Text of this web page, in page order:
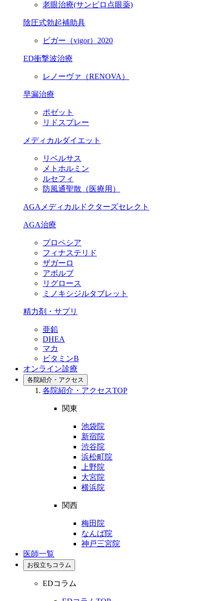
老眼治療(サンピロ点眼薬)
陰圧式勃起補助具
ビガー（vigor）2020
ED衝撃波治療
レノーヴァ（RENOVA）
早漏治療
ポゼット
リドスプレー
メディカルダイエット
リベルサス
メトホルミン
ルセフィ
防風通聖散（医療用）
AGAメディカルドクターズセレクト
AGA治療
プロペシア
フィナステリド
ザガーロ
アボルブ
リグロース
ミノキシジルタブレット
精力剤・サプリ
亜鉛
DHEA
マカ
ビタミンB
オンライン診療
各院紹介・アクセス
各院紹介・アクセスTOP
関東
池袋院
新宿院
渋谷院
浜松町院
上野院
大宮院
横浜院
関西
梅田院
なんば院
神戸三宮院
医師一覧
お役立ちコラム
EDコラム